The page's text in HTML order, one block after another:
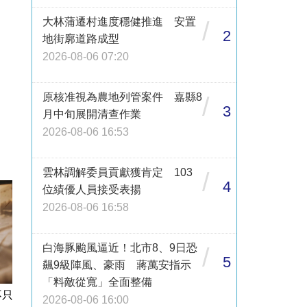
大林蒲遷村進度穩健推進 安置
地街廓道路成型
2026-08-06 07:20
/ 2
原核准視為農地列管案件 嘉縣8
月中旬展開清查作業
2026-08-06 16:53
/ 3
雲林調解委員貢獻獲肯定 103
位績優人員接受表揚
2026-08-06 16:58
/ 4
白海豚颱風逼近！北市8、9日恐
飆9級陣風、豪雨 蔣萬安指示
「料敵從寬」全面整備
2026-08-06 16:00
/ 5